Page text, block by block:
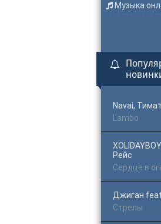
Музыка
Navai,
Lambo
Рейс
Сердце в
Джиган
Стрелы